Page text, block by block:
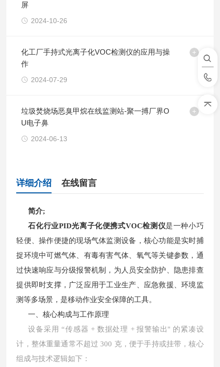
屏
2024-10-26
化工厂手持式光离子化VOC检测仪的应用与操
作
2024-07-29
垃圾焚烧场恶臭甲烷在线监测站-聚一搏厂界O
U电子鼻
2024-06-13
详细介绍 在线留言
简介;
石化行业PID光离子化便携式VOC检测仪是一种小巧
轻便、操作便捷的现场气体监测设备，核心功能是实时捕
捉环境中可燃气体、有毒有害气体、氧气等关键参数，通
过快速响应与分级报警机制，为人员安全防护、隐患排查
提供即时支撑，广泛应用于工业生产、应急救援、环境监
测等多场景，是移动作业安全保障的工具。
一、核心构成与工作原理
设备采用 “传感器 + 数据处理 + 报警输出" 的紧凑设
计，整体重量通常不超过 300 克，便于手持或挂带，核心
组成与技术逻辑如下：